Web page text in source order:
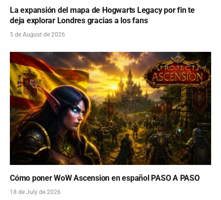
La expansión del mapa de Hogwarts Legacy por fin te
deja explorar Londres gracias a los fans
5 de August de 2026
Cómo poner WoW Ascension en español PASO A PASO
18 de July de 2026